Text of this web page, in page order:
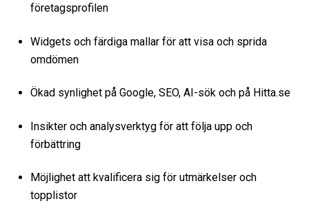
företagsprofilen
Widgets och färdiga mallar för att visa och sprida
omdömen
Ökad synlighet på Google, SEO, AI-sök och på Hitta.se
Insikter och analysverktyg för att följa upp och
förbättring
Möjlighet att kvalificera sig för utmärkelser och
topplistor